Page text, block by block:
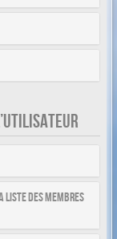
liste des membres